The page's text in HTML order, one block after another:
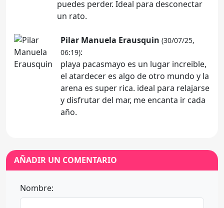
puedes perder. Ideal para desconectar
un rato.
Pilar Manuela Erausquin (30/07/25,
06:19):
playa pacasmayo es un lugar increible,
el atardecer es algo de otro mundo y la
arena es super rica. ideal para relajarse
y disfrutar del mar, me encanta ir cada
año.
AÑADIR UN COMENTARIO
Nombre: